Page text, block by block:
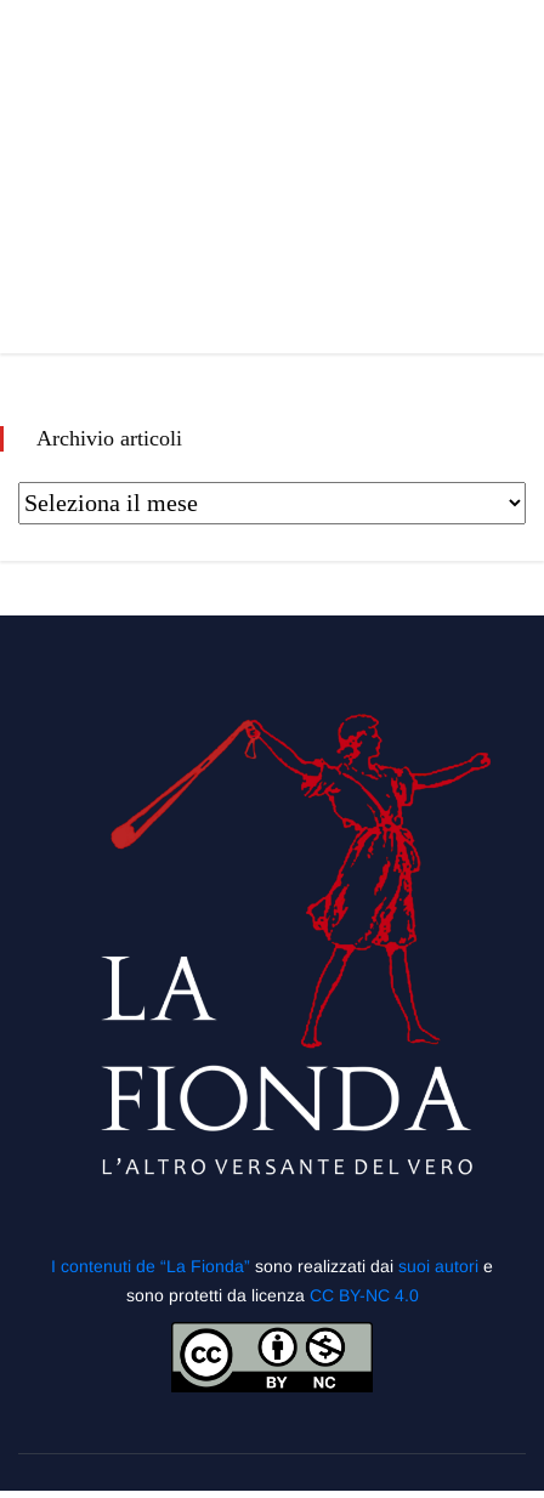
Archivio articoli
I contenuti de “La Fionda” sono realizzati dai suoi autori e
sono protetti da licenza CC BY-NC 4.0